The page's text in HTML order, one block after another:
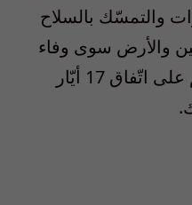
والتمسّك بالسلاح
والأرض سوى وفاء
لبنان بالتزاماته بدل الترحّم على اتّفاق 17 أيّار